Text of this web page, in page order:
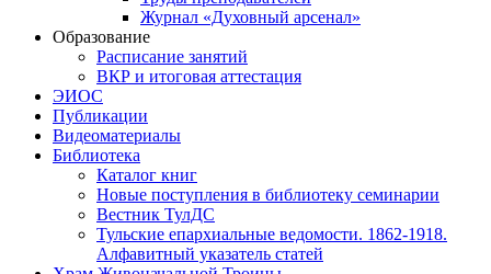
Журнал «Духовный арсенал»
Образование
Расписание занятий
ВКР и итоговая аттестация
ЭИОС
Публикации
Видеоматериалы
Библиотека
Каталог книг
Новые поступления в библиотеку семинарии
Вестник ТулДС
Тульские епархиальные ведомости. 1862-1918.
Алфавитный указатель статей